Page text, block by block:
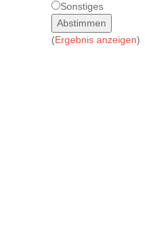
Sonstiges
(Ergebnis anzeigen)